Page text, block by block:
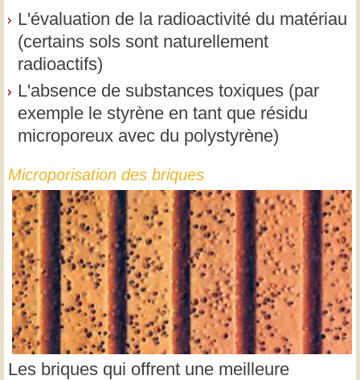
L'évaluation de la radioactivité du matériau
(certains sols sont naturellement
radioactifs)
L'absence de substances toxiques (par
exemple le styrène en tant que résidu
microporeux avec du polystyrène)
Microporisation des briques
Les briques qui offrent une meilleure